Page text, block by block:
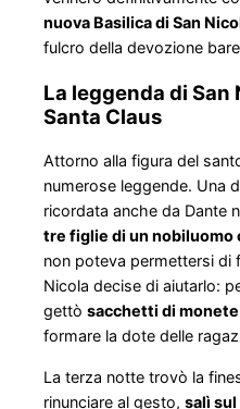
nuova Basilica di San
fulcro della devozione
La leggenda di San
Santa Claus
Attorno alla figura del
numerose leggende. Una
ricordata anche da Dante
tre figlie di un nobiluomo
non poteva permettersi di
Nicola decise di aiutarlo:
gettò sacchetti di monete
formare la dote delle
La terza notte trovò la
rinunciare al gesto, salì